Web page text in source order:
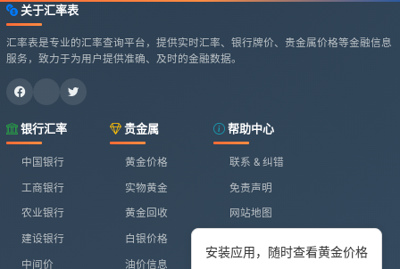
安装应用，随时查看黄金价格
关于汇率表
汇率表是专业的汇率查询平台，提供实时汇率、银行牌价、贵金属价格等金融信息
服务，致力于为用户提供准确、及时的金融数据。
银行汇率
中国银行
工商银行
农业银行
建设银行
中间价
贵金属
黄金价格
实物黄金
黄金回收
白银价格
油价信息
帮助中心
联系 & 纠错
免责声明
网站地图